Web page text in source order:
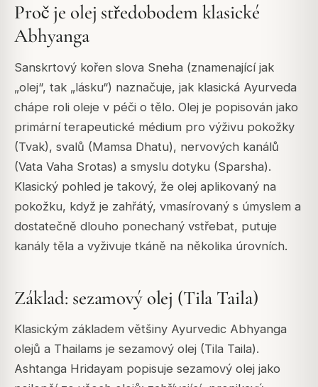
Proč je olej středobodem klasické
Abhyanga
Sanskrtový kořen slova Sneha (znamenající jak
„olej“, tak „lásku“) naznačuje, jak klasická Ayurveda
chápe roli oleje v péči o tělo. Olej je popisován jako
primární terapeutické médium pro výživu pokožky
(Tvak), svalů (Mamsa Dhatu), nervových kanálů
(Vata Vaha Srotas) a smyslu dotyku (Sparsha).
Klasický pohled je takový, že olej aplikovaný na
pokožku, když je zahřátý, vmasírovaný s úmyslem a
dostatečně dlouho ponechaný vstřebat, putuje
kanály těla a vyživuje tkáně na několika úrovních.
Základ: sezamový olej (Tila Taila)
Klasickým základem většiny Ayurvedic Abhyanga
olejů a Thailams je sezamový olej (Tila Taila).
Ashtanga Hridayam popisuje sezamový olej jako